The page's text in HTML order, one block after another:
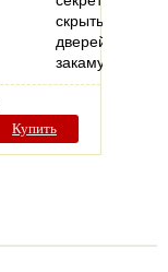
скрытых
дверей,
Купить